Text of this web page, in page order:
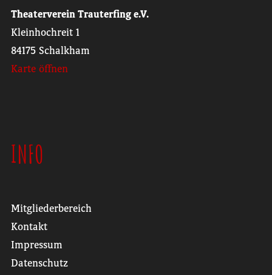
Theaterverein Trauterfing e.V.
Kleinhochreit 1
84175 Schalkham
Karte öffnen
INFO
Mitgliederbereich
Kontakt
Impressum
Datenschutz